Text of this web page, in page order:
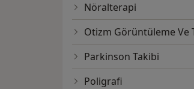
Nöralterapi
Otizm Görüntüleme Ve
Parkinson Takibi
Poligrafi